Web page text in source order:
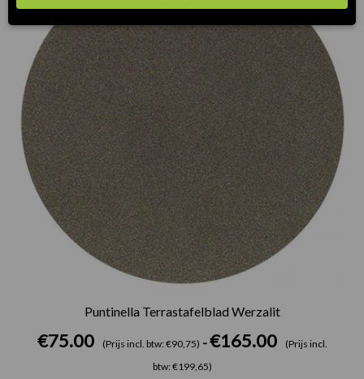
Puntinella Terrastafelblad Werzalit
€75.00 (Prijs incl. btw: €90,75) - €165.00
(Prijs incl.
btw: €199,65)
€165.00